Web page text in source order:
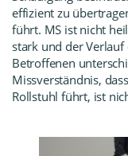
effizient zu
führt. MS ist nicht
stark und der
Betroffenen
Missverständnis,
Rollstuhl führt, ist